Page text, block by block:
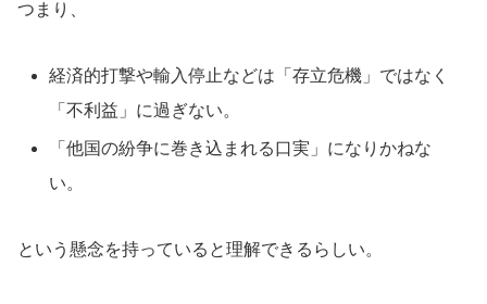
つまり、
経済的打撃や輸入停止などは「存立危機」ではなく
「不利益」に過ぎない。
「他国の紛争に巻き込まれる口実」になりかねな
い。
という懸念を持っていると理解できるらしい。